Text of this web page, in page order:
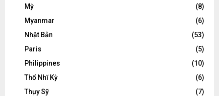
Mỹ
(8)
Myanmar
(6)
Nhật Bản
(53)
Paris
(5)
Philippines
(10)
Thổ Nhĩ Kỳ
(6)
Thụy Sỹ
(7)